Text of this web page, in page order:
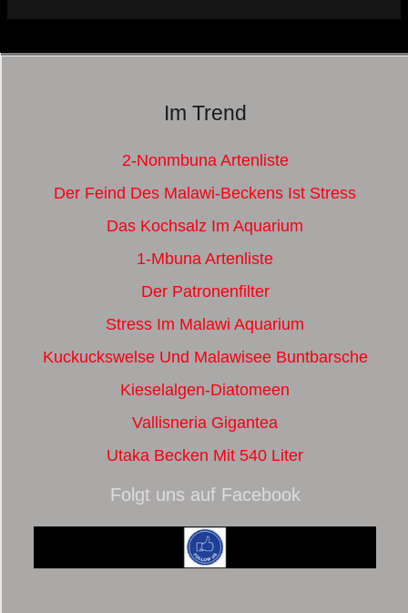
Im Trend
2-Nonmbuna Artenliste
Der Feind Des Malawi-Beckens Ist Stress
Das Kochsalz Im Aquarium
1-Mbuna Artenliste
Der Patronenfilter
Stress Im Malawi Aquarium
Kuckuckswelse Und Malawisee Buntbarsche
Kieselalgen-Diatomeen
Vallisneria Gigantea
Utaka Becken Mit 540 Liter
Folgt uns auf Facebook